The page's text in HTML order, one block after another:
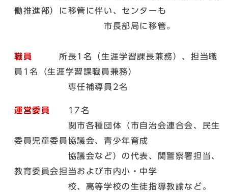
働推進部）に移管に伴い、センターも
市長部局に移管。
職員
所長1名（生涯学習課長兼務）、担当職
員1名（生涯学習課職員兼務）
専任補導員2名
運営委員
17名
関市各種団体（市自治会連合会、民生
委員児童委員協議会、青少年育成
協議会など）の代表、関警察署担当、
教育委員会担当および市内小・中学
校、高等学校の生徒指導教諭など。